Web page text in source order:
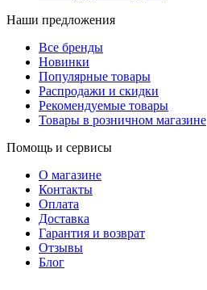
Наши предложения
Все бренды
Новинки
Популярные товары
Распродажи и скидки
Рекомендуемые товары
Товары в розничном магазине
Помощь и сервисы
О магазине
Контакты
Оплата
Доставка
Гарантия и возврат
Отзывы
Блог